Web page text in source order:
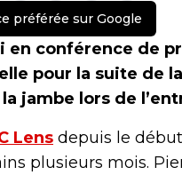
préférée sur Google
conférence de
pour la suite de
jambe lors de
Lens depuis le
plusieurs mois.